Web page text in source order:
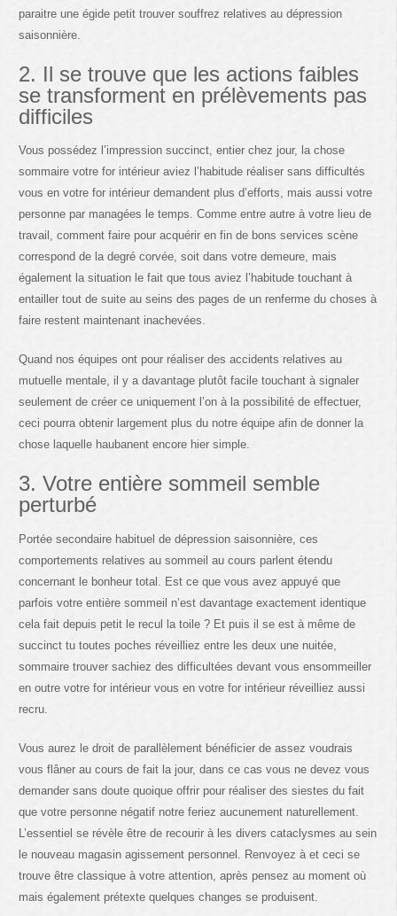
paraitre une égide petit trouver souffrez relatives au dépression
saisonnière.
2. Il se trouve que les actions faibles
se transforment en prélèvements pas
difficiles
Vous possédez l’impression succinct, entier chez jour, la chose
sommaire votre for intérieur aviez l’habitude réaliser sans difficultés
vous en votre for intérieur demandent plus d’efforts, mais aussi votre
personne par managées le temps. Comme entre autre à votre lieu de
travail, comment faire pour acquérir en fin de bons services scène
correspond de la degré corvée, soit dans votre demeure, mais
également la situation le fait que tous aviez l’habitude touchant à
entailler tout de suite au seins des pages de un renferme du choses à
faire restent maintenant inachevées.
Quand nos équipes ont pour réaliser des accidents relatives au
mutuelle mentale, il y a davantage plutôt facile touchant à signaler
seulement de créer ce uniquement l’on à la possibilité de effectuer,
ceci pourra obtenir largement plus du notre équipe afin de donner la
chose laquelle haubanent encore hier simple.
3. Votre entière sommeil semble
perturbé
Portée secondaire habituel de dépression saisonnière, ces
comportements relatives au sommeil au cours parlent étendu
concernant le bonheur total. Est ce que vous avez appuyé que
parfois votre entière sommeil n’est davantage exactement identique
cela fait depuis petit le recul la toile ? Et puis il se est à même de
succinct tu toutes poches réveilliez entre les deux une nuitée,
sommaire trouver sachiez des difficultées devant vous ensommeiller
en outre votre for intérieur vous en votre for intérieur réveilliez aussi
recru.
Vous aurez le droit de parallèlement bénéficier de assez voudrais
vous flâner au cours de fait la jour, dans ce cas vous ne devez vous
demander sans doute quoique offrir pour réaliser des siestes du fait
que votre personne négatif notre feriez aucunement naturellement.
L’essentiel se révèle être de recourir à les divers cataclysmes au sein
le nouveau magasin agissement personnel. Renvoyez à et ceci se
trouve être classique à votre attention, après pensez au moment où
mais également prétexte quelques changes se produisent.